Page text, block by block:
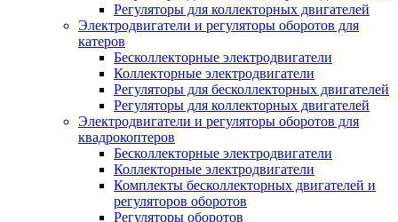
Регуляторы для коллекторных двигателей
Электродвигатели и регуляторы оборотов для
катеров
Бесколлекторные электродвигатели
Коллекторные электродвигатели
Регуляторы для бесколлекторных двигателей
Регуляторы для коллекторных двигателей
Электродвигатели и регуляторы оборотов для
квадрокоптеров
Бесколлекторные электродвигатели
Коллекторные электродвигатели
Комплекты бесколлекторных двигателей и
регуляторов оборотов
Регуляторы оборотов